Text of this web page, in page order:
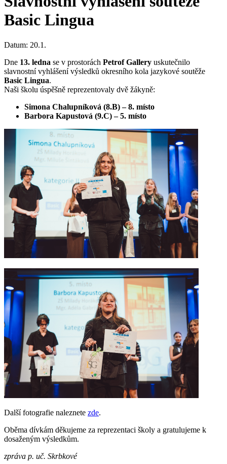
Basic Lingua
Datum: 20.1.
Dne 13. ledna se v prostorách Petrof Gallery uskutečnilo
slavnostní vyhlášení výsledků okresního kola jazykové soutěže
Basic Lingua.
Naši školu úspěšně reprezentovaly dvě žákyně:
Simona Chalupníková (8.B) – 8. místo
Barbora Kapustová (9.C) – 5. místo
Další fotografie naleznete zde.
Oběma dívkám děkujeme za reprezentaci školy a gratulujeme k
dosaženým výsledkům.
zpráva p. uč. Skrbkové